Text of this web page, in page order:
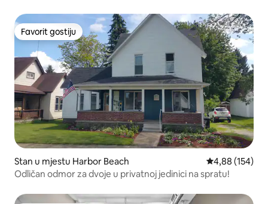
Favorit gostiju
Favorit gostiju
Stan u mjestu Harbor Beach Prosječna
4,88 (154)
Odličan odmor za dvoje u privatnoj jedinici na spratu!